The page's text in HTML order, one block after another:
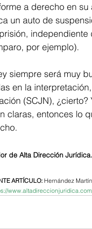
a derecho en
un auto de
por ejemplo).
siempre será muy
en la
(SCJN),
claras, entonces lo
de Alta Dirección Jurídica.
ARTÍCULO: Hernández